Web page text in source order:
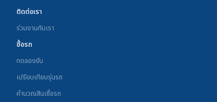
ติดต่อเรา
ร่วมงานกับเรา
ซื้อรถ
ทดลองขับ
เปรียบเทียบรุ่นรถ
คำนวณสินเชื่อรถ